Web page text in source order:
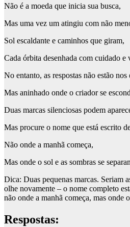
Não é a moeda que inicia sua busca,
Mas uma vez um atingiu com não
Sol escaldante e caminhos que giram,
Cada órbita desenhada com cuidado e
No entanto, as respostas não estão nos
Mas aninhado onde o criador se
Duas marcas silenciosas podem
Mas procure o nome que está escrito
Não onde a manhã começa,
Mas onde o sol e as sombras se
Dica: Duas pequenas marcas. Seriam
olhe novamente – o nome completo
não onde a manhã começa, mas onde
Respostas: